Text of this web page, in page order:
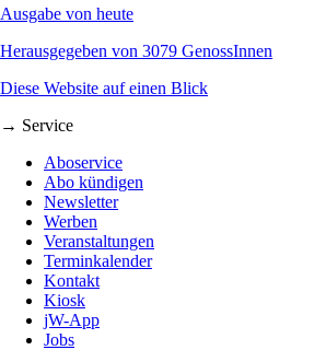
Ausgabe von heute
Herausgegeben von 3079 GenossInnen
Diese Website auf einen Blick
→ Service
Aboservice
Abo kündigen
Newsletter
Werben
Veranstaltungen
Terminkalender
Kontakt
Kiosk
jW-App
Jobs